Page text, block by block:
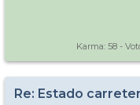
Karma: 58 -
Re: Estado